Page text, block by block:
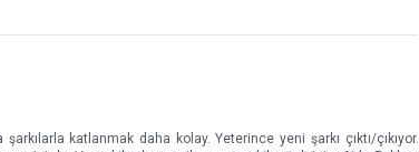
katlanmak daha kolay. Yeterince yeni şarkı çıktı/çıkıyor.